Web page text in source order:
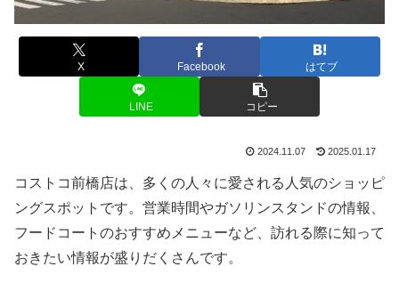
X Facebook はてブ
LINE コピー
2024.11.07 2025.01.17
コストコ前橋店は、多くの人々に愛される人気のショッピ
ングスポットです。営業時間やガソリンスタンドの情報、
フードコートのおすすめメニューなど、訪れる際に知って
おきたい情報が盛りだくさんです。